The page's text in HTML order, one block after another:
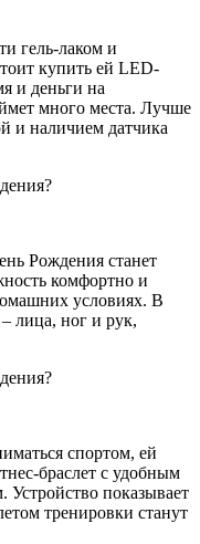
гель-лаком и
купить ей LED-
и деньги на
много места. Лучше
и наличием датчика
Рождения станет
комфортно и
условиях. В
лица, ног и рук,
спортом, ей
браслет с удобным
показывает
тренировки станут